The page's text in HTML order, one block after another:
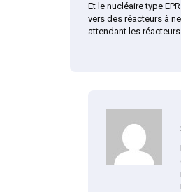
Et le nucléaire type
vers des réacteurs à
attendant les